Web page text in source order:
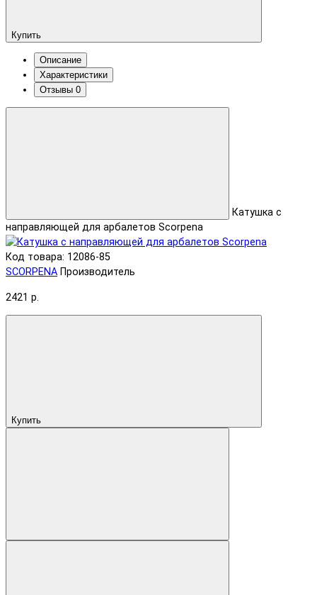
Купить
Описание
Характеристики
Отзывы 0
Катушка с
направляющей для арбалетов Scorpena
Код товара: 12086-85
SCORPENA Производитель
2421 р.
Купить